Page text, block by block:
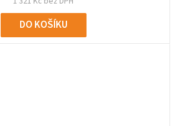
DO KOŠÍKU